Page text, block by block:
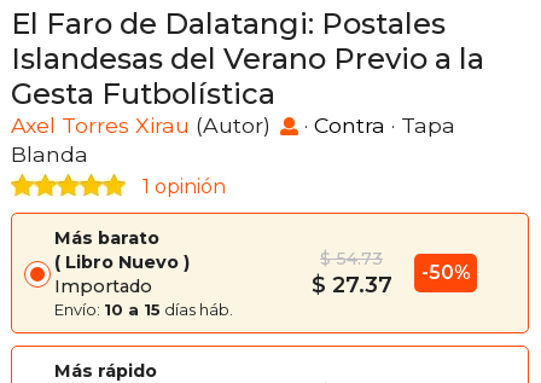
El Faro de Dalatangi: Postales
Islandesas del Verano Previo a la
Gesta Futbolística
Axel Torres Xirau (Autor) · Contra · Tapa
Blanda
1 opinión
Más barato
Libro Nuevo
Importado
Envío: 10 a 15 días háb.
$ 54.73
$ 27.37 -50%
Más rápido